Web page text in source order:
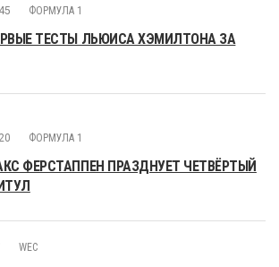
ФОРМУЛА 1
ТЕСТЫ ЛЬЮИСА ХЭМИЛТОНА ЗА
ФОРМУЛА 1
ФЕРСТАППЕН ПРАЗДНУЕТ ЧЕТВЁРТЫЙ
WEC